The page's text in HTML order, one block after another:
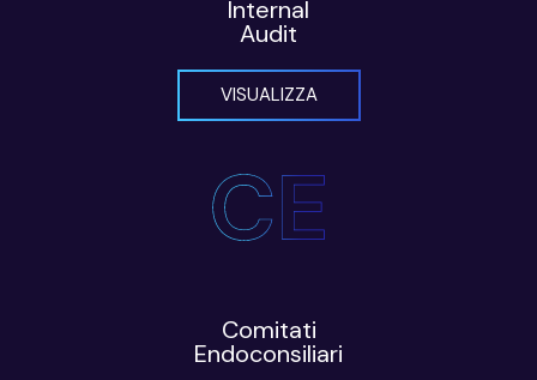
Internal
Audit
VISUALIZZA
Comitati
Endoconsiliari